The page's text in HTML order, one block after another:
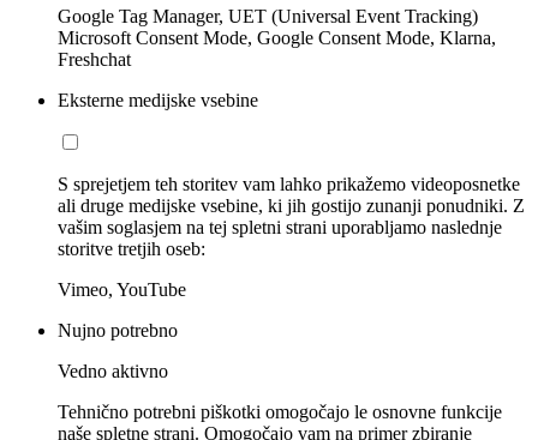
Google Tag Manager, UET (Universal Event Tracking)
Microsoft Consent Mode, Google Consent Mode, Klarna,
Freshchat
Eksterne medijske vsebine
S sprejetjem teh storitev vam lahko prikažemo videoposnetke
ali druge medijske vsebine, ki jih gostijo zunanji ponudniki. Z
vašim soglasjem na tej spletni strani uporabljamo naslednje
storitve tretjih oseb:
Vimeo, YouTube
Nujno potrebno
Vedno aktivno
Tehnično potrebni piškotki omogočajo le osnovne funkcije
naše spletne strani. Omogočajo vam na primer zbiranje